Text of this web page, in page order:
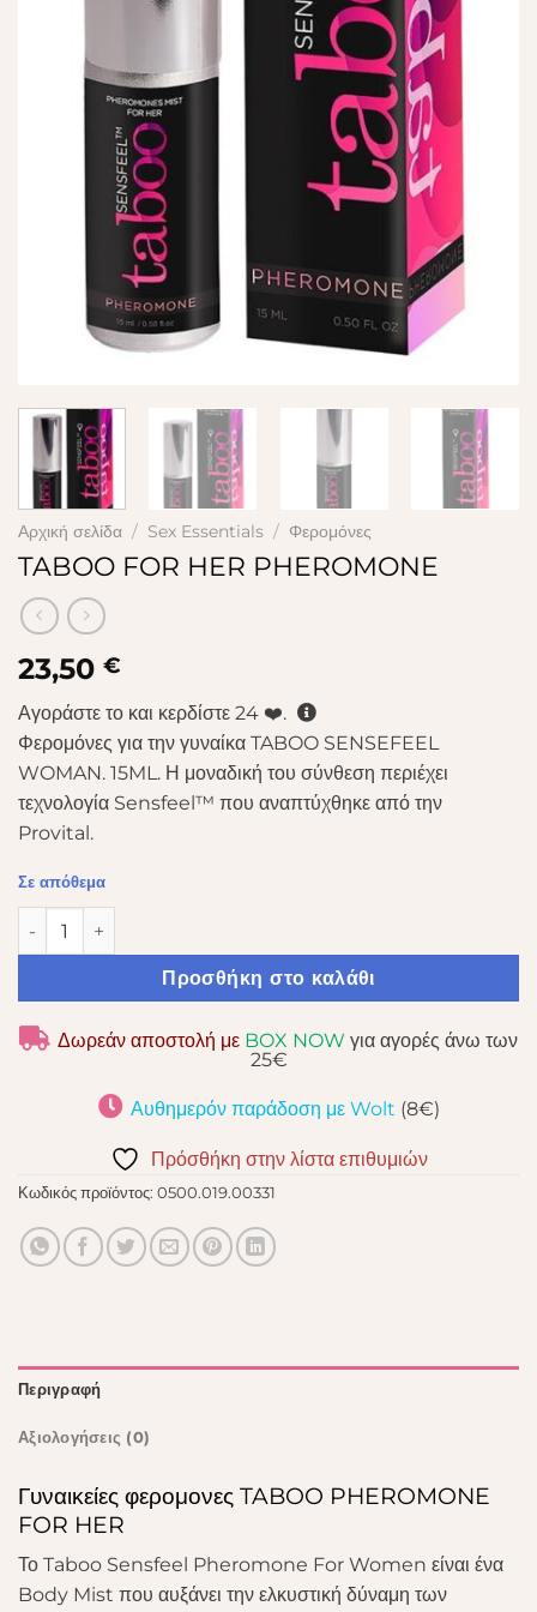
Αρχική σελίδα / Sex Essentials / Φερομόνες
TABOO FOR HER PHEROMONE
23,50 €
Αγοράστε το και κερδίστε 24 ❤️.
Φερομόνες για την γυναίκα TABOO SENSEFEEL
WOMAN. 15ML. Η μοναδική του σύνθεση περιέχει
τεχνολογία Sensfeel™ που αναπτύχθηκε από την
Provital.
Σε απόθεμα
TABOO FOR HER PHEROMONE ποσότητα
Προσθήκη στο καλάθι
Δωρεάν αποστολή με BOX NOW για αγορές άνω των
25€
Αυθημερόν παράδοση με Wolt (8€)
Πρόσθήκη στην λίστα επιθυμιών
Κωδικός προϊόντος: 0500.019.00331
Περιγραφή
Αξιολογήσεις (0)
Γυναικείες φερομονες TABOO PHEROMONE
FOR HER
Το Taboo Sensfeel Pheromone For Women είναι ένα
Body Mist που αυξάνει την ελκυστική δύναμη των